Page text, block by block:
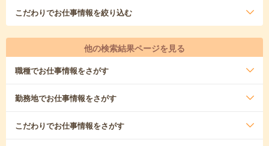
こだわりでお仕事情報を絞り込む
他の検索結果ページを見る
職種でお仕事情報をさがす
勤務地でお仕事情報をさがす
こだわりでお仕事情報をさがす